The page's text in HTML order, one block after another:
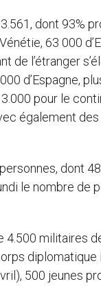
dont 93%
63 000
de l’étranger
d’Espagne,
pour le
également
dont
le nombre de
4.500 militaires
500 jeunes